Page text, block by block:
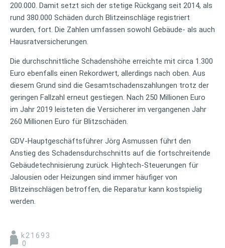
200.000. Damit setzt sich der stetige Rückgang seit 2014, als
rund 380.000 Schäden durch Blitzeinschläge registriert
wurden, fort. Die Zahlen umfassen sowohl Gebäude- als auch
Hausratversicherungen.
Die durchschnittliche Schadenshöhe erreichte mit circa 1.300
Euro ebenfalls einen Rekordwert, allerdings nach oben. Aus
diesem Grund sind die Gesamtschadenszahlungen trotz der
geringen Fallzahl erneut gestiegen. Nach 250 Millionen Euro
im Jahr 2019 leisteten die Versicherer im vergangenen Jahr
260 Millionen Euro für Blitzschäden.
GDV-Hauptgeschäftsführer Jörg Asmussen führt den
Anstieg des Schadensdurchschnitts auf die fortschreitende
Gebäudetechnisierung zurück. Hightech-Steuerungen für
Jalousien oder Heizungen sind immer häufiger von
Blitzeinschlägen betroffen, die Reparatur kann kostspielig
werden.
k21693
0